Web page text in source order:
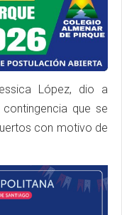
López, dio a
que se
con motivo de